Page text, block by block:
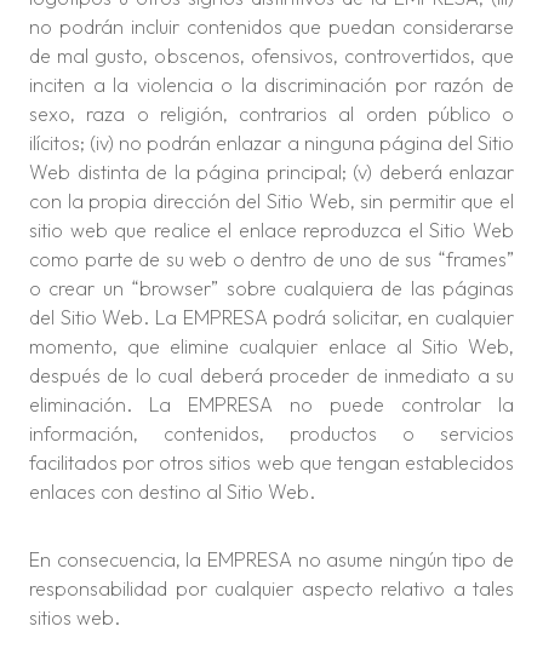
no podrán incluir contenidos que puedan considerarse
de mal gusto, obscenos, ofensivos, controvertidos, que
inciten a la violencia o la discriminación por razón de
sexo, raza o religión, contrarios al orden público o
ilícitos; (iv) no podrán enlazar a ninguna página del Sitio
Web distinta de la página principal; (v) deberá enlazar
con la propia dirección del Sitio Web, sin permitir que el
sitio web que realice el enlace reproduzca el Sitio Web
como parte de su web o dentro de uno de sus “frames”
o crear un “browser” sobre cualquiera de las páginas
del Sitio Web. La EMPRESA podrá solicitar, en cualquier
momento, que elimine cualquier enlace al Sitio Web,
después de lo cual deberá proceder de inmediato a su
eliminación. La EMPRESA no puede controlar la
información, contenidos, productos o servicios
facilitados por otros sitios web que tengan establecidos
enlaces con destino al Sitio Web.
En consecuencia, la EMPRESA no asume ningún tipo de
responsabilidad por cualquier aspecto relativo a tales
sitios web.